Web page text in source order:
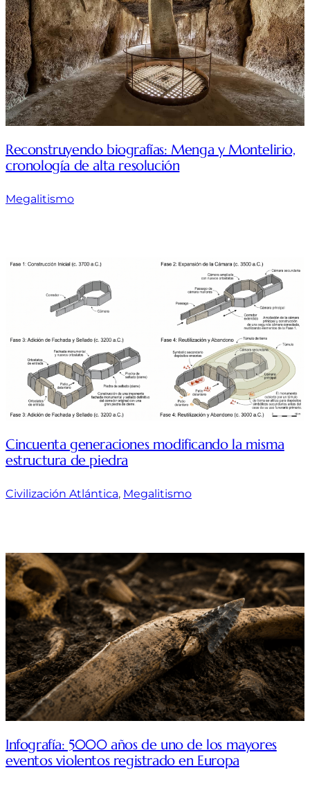
Reconstruyendo biografías: Menga y Montelirio,
cronología de alta resolución
Megalitismo
Cincuenta generaciones modificando la misma
estructura de piedra
Civilización Atlántica, Megalitismo
Infografía: 5000 años de uno de los mayores
eventos violentos registrado en Europa